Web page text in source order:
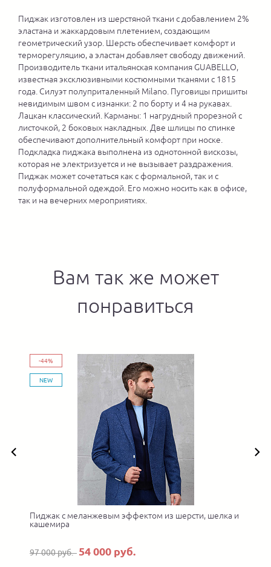
Пиджак изготовлен из шерстяной ткани с добавлением 2%
эластана и жаккардовым плетением, создающим
геометрический узор. Шерсть обеспечивает комфорт и
терморегуляцию, а эластан добавляет свободу движений.
Производитель ткани итальянская компания GUABELLO,
известная эксклюзивными костюмными тканями с 1815
года. Силуэт полуприталенный Milano. Пуговицы пришиты
невидимым швом с изнанки: 2 по борту и 4 на рукавах.
Лацкан классический. Карманы: 1 нагрудный прорезной с
листочкой, 2 боковых накладных. Две шлицы по спинке
обеспечивают дополнительный комфорт при носке.
Подкладка пиджака выполнена из однотонной вискозы,
которая не электризуется и не вызывает раздражения.
Пиджак может сочетаться как с формальной, так и с
полуформальной одеждой. Его можно носить как в офисе,
так и на вечерних мероприятиях.
Вам так же может
понравиться
-44%
NEW
Пиджак с меланжевым эффектом из шерсти, шелка и
кашемира
97 000 руб. 54 000 руб.